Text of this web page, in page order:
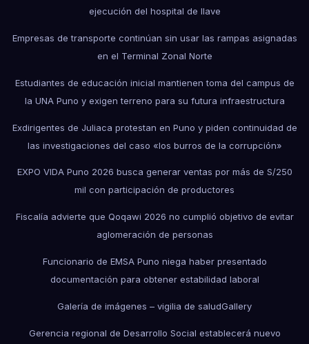
ejecución del hospital de Ilave
Empresas de transporte continúan sin usar las rampas asignadas
en el Terminal Zonal Norte
Estudiantes de educación inicial mantienen toma del campus de
la UNA Puno y exigen terreno para su futura infraestructura
Exdirigentes de Juliaca protestan en Puno y piden continuidad de
las investigaciones del caso «los burros de la corrupción»
EXPO VIDA Puno 2026 busca generar ventas por más de S/250
mil con participación de productores
Fiscalía advierte que Qoqawi 2026 no cumplió objetivo de evitar
aglomeración de personas
Funcionario de EMSA Puno niega haber presentado
documentación para obtener estabilidad laboral
Galería de imágenes – vigilia de saludGallery
Gerencia regional de Desarrollo Social establecerá nuevo